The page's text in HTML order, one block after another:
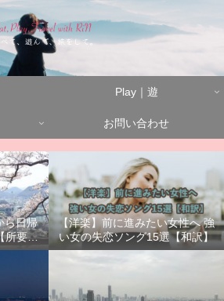
Play｜遊
お問い合わせ
ら日帰
所要時
【洋楽】前に進みたい女性へ 強
い女の失恋ソング15選【和訳】